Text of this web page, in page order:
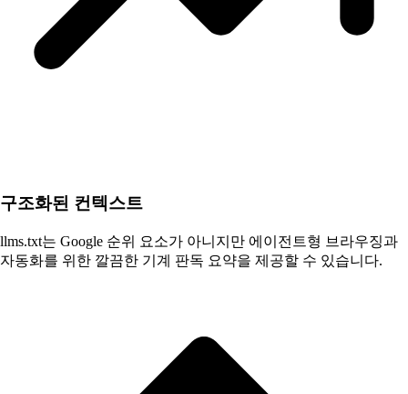
구조화된 컨텍스트
llms.txt는 Google 순위 요소가 아니지만 에이전트형 브라우징과
자동화를 위한 깔끔한 기계 판독 요약을 제공할 수 있습니다.